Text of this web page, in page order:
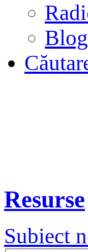
Blog
Resurse
Subiect